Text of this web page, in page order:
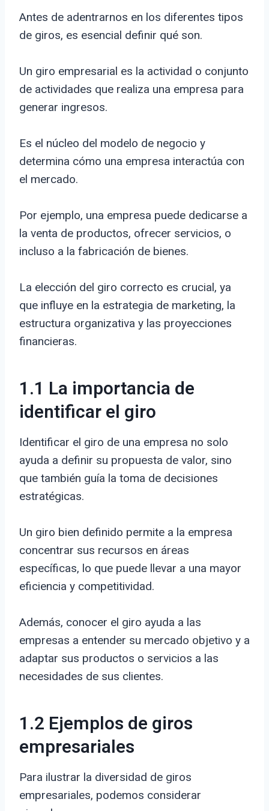
Antes de adentrarnos en los diferentes tipos
de giros, es esencial definir qué son.
Un giro empresarial es la actividad o conjunto
de actividades que realiza una empresa para
generar ingresos.
Es el núcleo del modelo de negocio y
determina cómo una empresa interactúa con
el mercado.
Por ejemplo, una empresa puede dedicarse a
la venta de productos, ofrecer servicios, o
incluso a la fabricación de bienes.
La elección del giro correcto es crucial, ya
que influye en la estrategia de marketing, la
estructura organizativa y las proyecciones
financieras.
1.1 La importancia de
identificar el giro
Identificar el giro de una empresa no solo
ayuda a definir su propuesta de valor, sino
que también guía la toma de decisiones
estratégicas.
Un giro bien definido permite a la empresa
concentrar sus recursos en áreas
específicas, lo que puede llevar a una mayor
eficiencia y competitividad.
Además, conocer el giro ayuda a las
empresas a entender su mercado objetivo y a
adaptar sus productos o servicios a las
necesidades de sus clientes.
1.2 Ejemplos de giros
empresariales
Para ilustrar la diversidad de giros
empresariales, podemos considerar